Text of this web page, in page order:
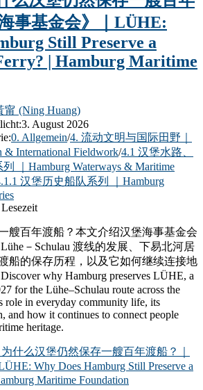
事基金会》｜LÜHE:
Still Preserve a
| Hamburg Maritime
甯 (Ning Huang)
3. August 2026
0. Allgemein/4. 流动文明与国际田野｜
International Fieldwork/4.1 汉堡水路、
｜Hamburg Waterways & Maritime
汉堡历史船队系列 ｜Hamburg
艘百年渡船？本文介绍汉堡海事基金会
－Schulau 渡线的发展、下易北河居
船的保存历程，以及它如何继续连接地
why Hamburg preserves LÜHE, a
for the Lühe–Schulau route across the
role in everyday community life, its
and how it continues to connect people
heritage.
为什么汉堡仍然保存一艘百年渡船？｜
Why Does Hamburg Still Preserve a
Maritime Foundation